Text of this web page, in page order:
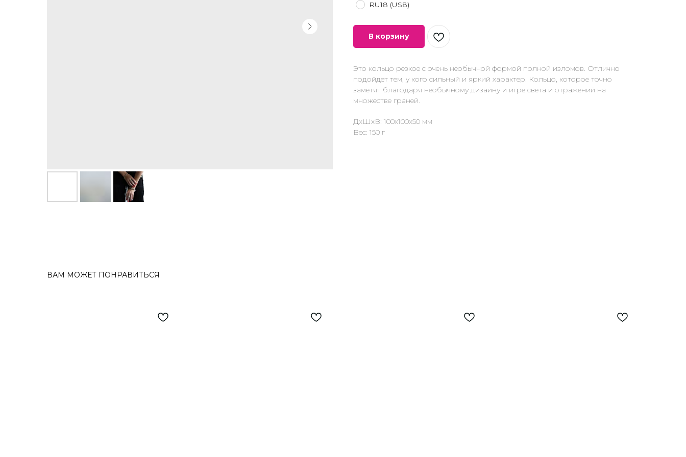
RU18 (US8)
В корзину
Это кольцо резкое с очень необычной формой полной изломов. Отлично
подойдет тем, у кого сильный и яркий характер. Кольцо, которое точно
заметят благодаря необычному дизайну и игре света и отражений на
множестве граней.
ДxШxВ: 100x100x50 мм
Вес: 150 г
ВАМ МОЖЕТ ПОНРАВИТЬСЯ